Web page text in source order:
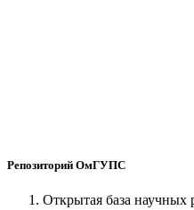
Репозиторий ОмГУПС
Открытая база